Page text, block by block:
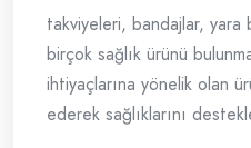
takviyeleri, bandajlar, yara
birçok sağlık ürünü
ihtiyaçlarına yönelik olan
ederek sağlıklarını